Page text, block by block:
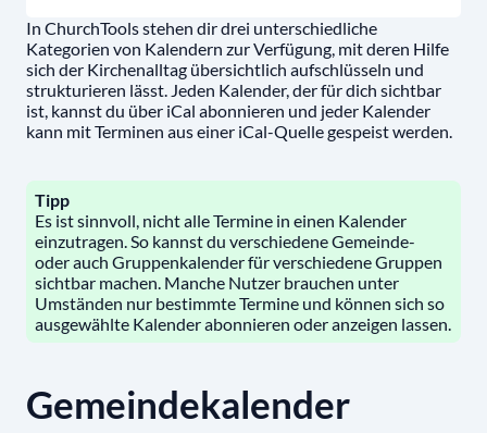
In ChurchTools stehen dir drei unterschiedliche
Kategorien von Kalendern zur Verfügung, mit deren Hilfe
sich der Kirchenalltag übersichtlich aufschlüsseln und
strukturieren lässt. Jeden Kalender, der für dich sichtbar
ist, kannst du über iCal abonnieren und jeder Kalender
kann mit Terminen aus einer iCal-Quelle gespeist werden.
Tipp
Es ist sinnvoll, nicht alle Termine in einen Kalender
einzutragen. So kannst du verschiedene Gemeinde-
oder auch Gruppenkalender für verschiedene Gruppen
sichtbar machen. Manche Nutzer brauchen unter
Umständen nur bestimmte Termine und können sich so
ausgewählte Kalender abonnieren oder anzeigen lassen.
Gemeindekalender